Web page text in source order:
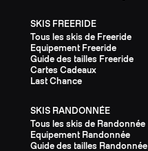
SKIS FREERIDE
Tous les skis de Freeride
Equipement Freeride
Guide des tailles Freeride
Cartes Cadeaux
Last Chance
SKIS RANDONNÉE
Tous les skis de Randonnée
Equipement Randonnée
Guide des tailles Randonnée